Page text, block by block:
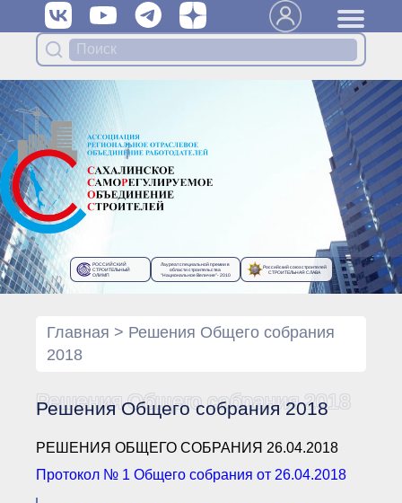
Органы управления Ассоциации
● Общее собрание членов
● Генеральный директор
Специализированные органы
● Контрольный комитет
● Дисциплинарный комитет
● Архив
Протоколы органов управления
● Протоколы Правления
Документы Ассоциации
● Организационные
● Действующие документы
● Сбор предложений во
РОССИЙСКИЙ
СТРОИТЕЛЬНЫЙ
ОЛИМП
Лауреат специальной премии в
области строительства
“Национальное Величие”- 2010
Российский союз строителей
СТРОИТЕЛЬНАЯ СЛАВА
Главная > Решения Общего собрания
2018
Решения Общего собрания 2018
Решения Общего собрания 2018
РЕШЕНИЯ ОБЩЕГО СОБРАНИЯ 26.04.2018
Протокол № 1 Общего собрания от 26.04.2018